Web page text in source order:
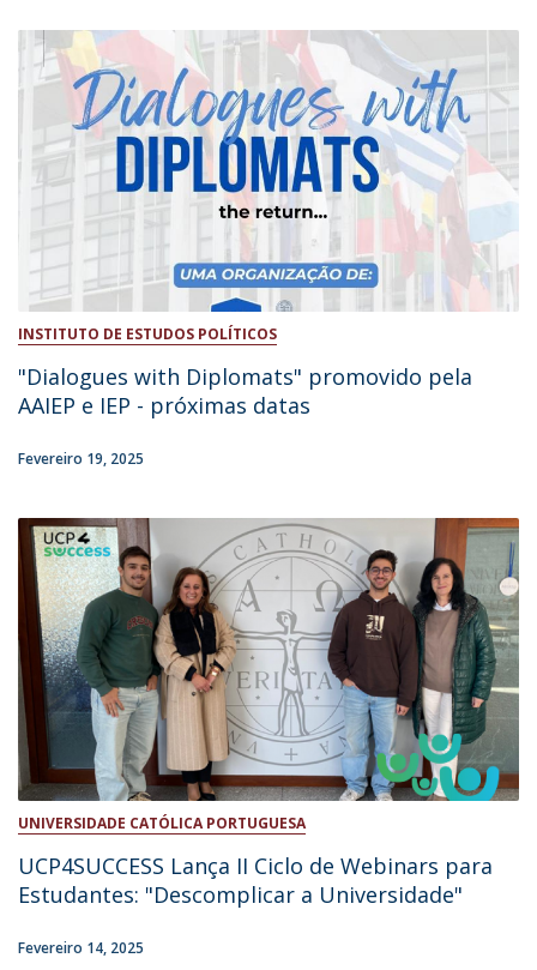
INSTITUTO DE ESTUDOS POLÍTICOS
"Dialogues with Diplomats" promovido pela
AAIEP e IEP - próximas datas
Fevereiro 19, 2025
UNIVERSIDADE CATÓLICA PORTUGUESA
UCP4SUCCESS Lança II Ciclo de Webinars para
Estudantes: "Descomplicar a Universidade"
Fevereiro 14, 2025